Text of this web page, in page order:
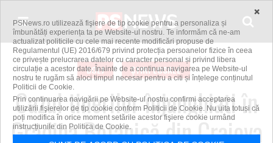
DOLJ ȘTIRI LOCALE
Cazul tinerilor înjunghiaţi în
Grădina Botanică din Craiova
×
PSNews.ro utilizează fişiere de tip cookie pentru a personaliza și
îmbunătăți experiența ta pe Website-ul nostru. Te informăm că ne-am
actualizat politicile cu cele mai recente modificări propuse de
Regulamentul (UE) 2016/679 privind protecția persoanelor fizice în ceea
ce privește prelucrarea datelor cu caracter personal și privind libera
circulație a acestor date. Înainte de a continua navigarea pe Website-ul
nostru te rugăm să aloci timpul necesar pentru a citi și înțelege conținutul
Politicii de Cookie.
Prin continuarea navigării pe Website-ul nostru confirmi acceptarea
utilizării fişierelor de tip cookie conform Politicii de Cookie. Nu uita totuși că
poți modifica în orice moment setările acestor fişiere cookie urmând
instrucțiunile din Politica de Cookie.